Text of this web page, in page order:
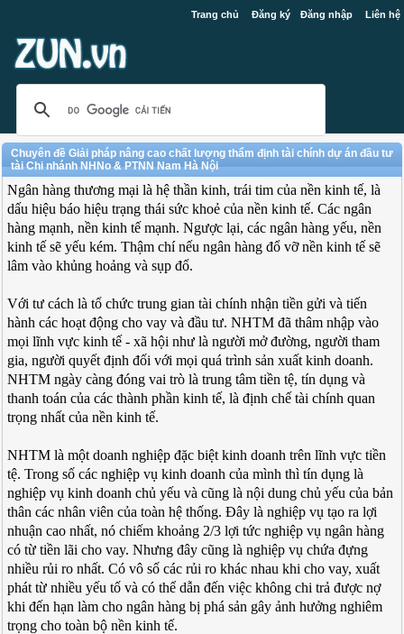
Trang chủ Đăng ký Đăng nhập Liên hệ
Chuyên đề Giải pháp nâng cao chất lượng thẩm định tài chính dự án đầu tư
tài Chi nhánh NHNo & PTNN Nam Hà Nội
Ngân hàng thương mại là hệ thần kinh, trái tim của nền kinh tế, là
dấu hiệu báo hiệu trạng thái sức khoẻ của nền kinh tế. Các ngân
hàng mạnh, nền kinh tế mạnh. Ngược lại, các ngân hàng yếu, nền
kinh tế sẽ yếu kém. Thậm chí nếu ngân hàng đổ vỡ nền kinh tế sẽ
lâm vào khủng hoảng và sụp đổ.
Với tư cách là tổ chức trung gian tài chính nhận tiền gửi và tiến
hành các hoạt động cho vay và đầu tư. NHTM đã thâm nhập vào
mọi lĩnh vực kinh tế - xã hội như là người mở đường, người tham
gia, người quyết định đối với mọi quá trình sản xuất kinh doanh.
NHTM ngày càng đóng vai trò là trung tâm tiền tệ, tín dụng và
thanh toán của các thành phần kinh tế, là định chế tài chính quan
trọng nhất của nền kinh tế.
NHTM là một doanh nghiệp đặc biệt kinh doanh trên lĩnh vực tiền
tệ. Trong số các nghiệp vụ kinh doanh của mình thì tín dụng là
nghiệp vụ kinh doanh chủ yếu và cũng là nội dung chủ yếu của bản
thân các nhân viên của toàn hệ thống. Đây là nghiệp vụ tạo ra lợi
nhuận cao nhất, nó chiếm khoảng 2/3 lợi tức nghiệp vụ ngân hàng
có từ tiền lãi cho vay. Nhưng đây cũng là nghiệp vụ chứa đựng
nhiều rủi ro nhất. Có vô số các rủi ro khác nhau khi cho vay, xuất
phát từ nhiều yếu tố và có thể dẫn đến việc không chi trả được nợ
khi đến hạn làm cho ngân hàng bị phá sản gây ảnh hưởng nghiêm
trọng cho toàn bộ nền kinh tế.